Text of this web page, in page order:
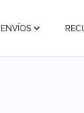
ENVÍOS